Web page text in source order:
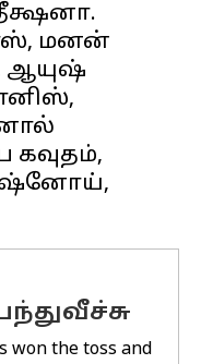
மனன்
ஆயுஷ்
கவுதம்,
won the toss and